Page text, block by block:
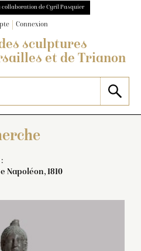
collaboration de Cyril Pasquier
Connexion
sculptures
et de Trianon
Napoléon, 1810